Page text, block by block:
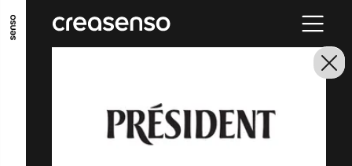
ALLER AU CONTENU PRINCIPAL